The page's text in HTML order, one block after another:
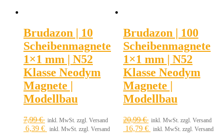
Brudazon | 10
Scheibenmagnete
1×1 mm | N52
Klasse Neodym
Magnete |
Modellbau
7,99€ inkl. MwSt. zzgl. Versand
6,39 € inkl. MwSt. zzgl. Versand
Brudazon | 100
Scheibenmagnete
1×1 mm | N52
Klasse Neodym
Magnete |
Modellbau
20,99€ inkl. MwSt. zzgl. Versand
16,79 € inkl. MwSt. zzgl. Versand